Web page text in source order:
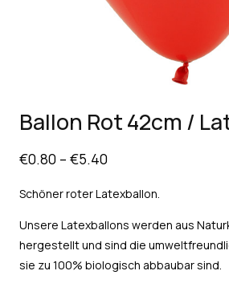
Ballon Rot 42cm /
€0.80 – €5.40
Schöner roter Latexballon.
Unsere Latexballons werden aus
hergestellt und sind die
sie zu 100% biologisch abbaubar sind.